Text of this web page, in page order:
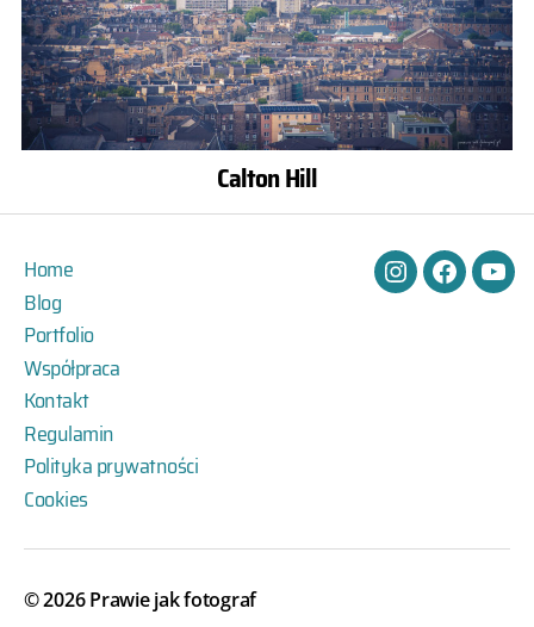
Calton Hill
Home
Blog
Portfolio
Współpraca
Kontakt
Regulamin
Polityka prywatności
Cookies
Instagram
Facebook
© 2026Prawie jak fotograf